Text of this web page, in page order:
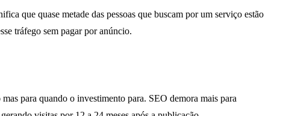
que quase metade das pessoas que buscam por um serviço estão
tráfego sem pagar por anúncio.
para quando o investimento para. SEO demora mais para